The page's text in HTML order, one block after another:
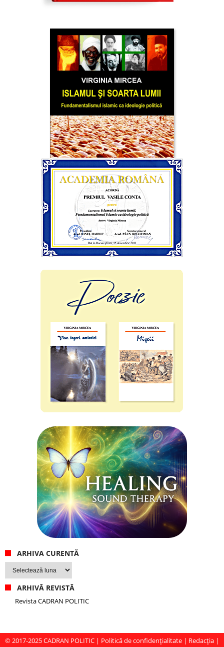
ARHIVA CURENTĂ
Arhiva
ARHIVĂ REVISTĂ
Revista CADRAN POLITIC
© 2017-2025CADRAN POLITIC | Politică de confidențialitate | Redacția |